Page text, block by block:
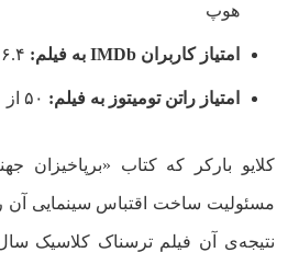
هوپ
امتیاز کاربران IMDbبه فیلم:
امتیاز راتن تومیتوز به فیلم:
کلایو بارکر که کتاب «برپاخیزان
مسئولیت ساخت اقتباس سینمایی آن